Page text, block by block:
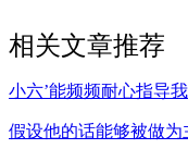
相关文章推荐
小六’能频频耐心指导我
假设他的话能够被做为